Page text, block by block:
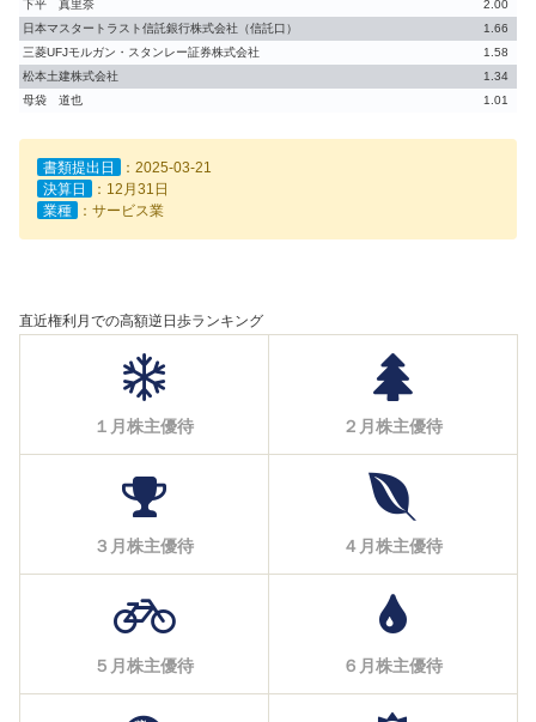
下平 真里奈
2.00
日本マスタートラスト信託銀行株式会社（信託口）
1.66
三菱UFJモルガン・スタンレー証券株式会社
1.58
松本土建株式会社
1.34
母袋 道也
1.01
書類提出日
：2025-03-21
決算日
：12月31日
業種
：サービス業
直近権利月での高額逆日歩ランキング
１月株主優待 ２月株主優待
３月株主優待 ４月株主優待
５月株主優待 ６月株主優待